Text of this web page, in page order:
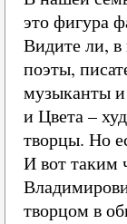
это фигура
Видите ли, в
поэты,
музыканты
и Цвета –
творцы. Но
И вот таким
творцом в